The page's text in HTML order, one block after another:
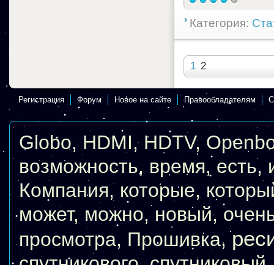
Категория:
1 2
Регистрация Форум Новое на сайте Правообладателям
Globo,HDMI, HDTV,
возможность, время, есть,
Компания, которые,
может, можно, новый,
просмотра, Прошивка,